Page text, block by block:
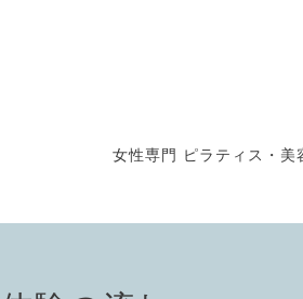
女性専門 ピラティス・美